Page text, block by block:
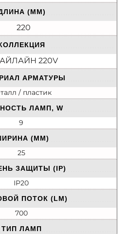
(ММ)
220
220V
АРМАТУРЫ
/ пластик
ЛАМП, W
9
(ММ)
25
ЗАЩИТЫ (IP)
IP20
ПОТОК (LM)
700
ТИП ЛАМП